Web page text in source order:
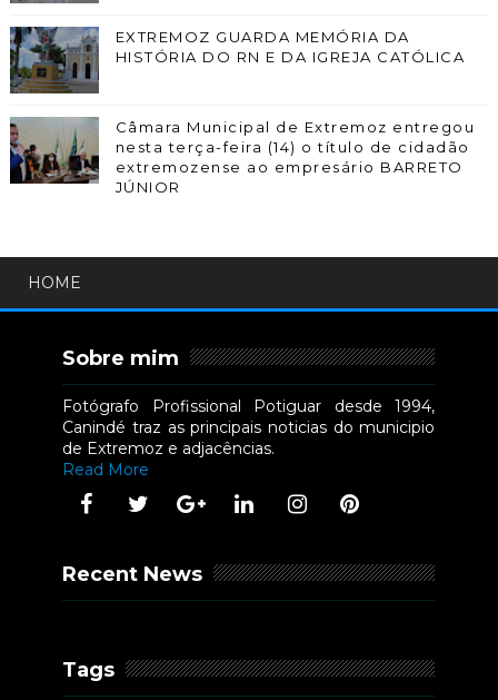
EXTREMOZ GUARDA MEMÓRIA DA
HISTÓRIA DO RN E DA IGREJA CATÓLICA
Câmara Municipal de Extremoz entregou
nesta terça-feira (14) o título de cidadão
extremozense ao empresário BARRETO
JÚNIOR
HOME
Sobre mim
Fotógrafo Profissional Potiguar desde 1994,
Canindé traz as principais noticias do municipio
de Extremoz e adjacências.
Read More
Recent News
Tags